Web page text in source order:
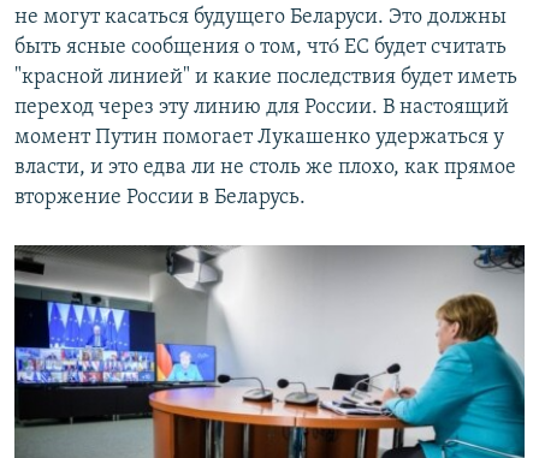
не могут касаться будущего Беларуси. Это должны
быть ясные сообщения о том, чтó ЕС будет считать
"красной линией" и какие последствия будет иметь
переход через эту линию для России. В настоящий
момент Путин помогает Лукашенко удержаться у
власти, и это едва ли не столь же плохо, как прямое
вторжение России в Беларусь.